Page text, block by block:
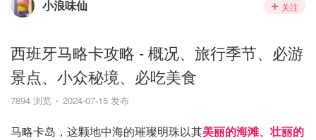
小浪味仙 关注
西班牙马略卡攻略 - 概况、旅行季节、必游
景点、小众秘境、必吃美食
7894 浏览 2024-07-15 发布
马略卡岛，这颗地中海的璀璨明珠以其美丽的海滩、壮丽的